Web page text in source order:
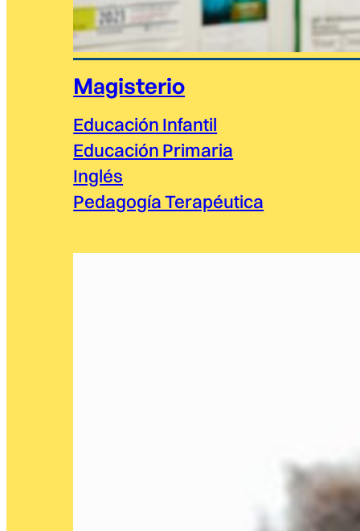
Magisterio
Educación Infantil
Educación Primaria
Inglés
Pedagogía Terapéutica